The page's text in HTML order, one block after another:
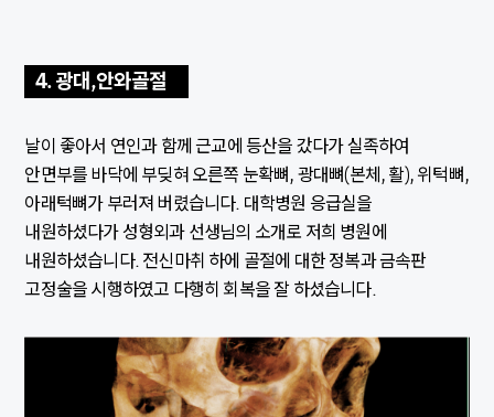
4. 광대,안와골절
날이 좋아서 연인과 함께 근교에 등산을 갔다가 실족하여
안면부를 바닥에 부딪혀 오른쪽 눈확뼈, 광대뼈(본체, 활), 위턱뼈,
아래턱뼈가 부러져 버렸습니다. 대학병원 응급실을
내원하셨다가 성형외과 선생님의 소개로 저희 병원에
내원하셨습니다. 전신마취 하에 골절에 대한 정복과 금속판
고정술을 시행하였고 다행히 회복을 잘 하셨습니다.